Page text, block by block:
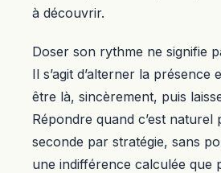
à découvrir.
Doser son rythme ne signifie
Il s’agit d’alterner la présence
être là, sincèrement, puis
Répondre quand c’est naturel
seconde par stratégie, sans
une indifférence calculée que